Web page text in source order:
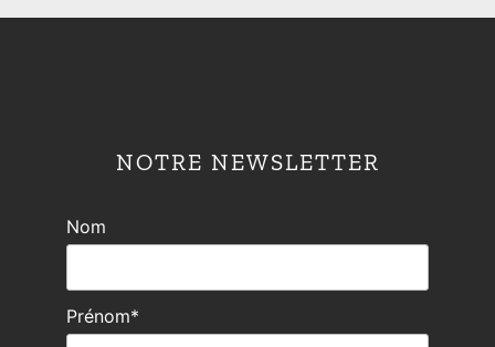
NOTRE NEWSLETTER
Nom
Prénom*